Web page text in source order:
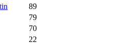
89
79
70
22